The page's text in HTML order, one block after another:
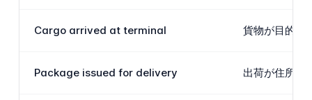
Cargo arrived at terminal 貨物が目的地
Package issued for delivery 出荷が住所配